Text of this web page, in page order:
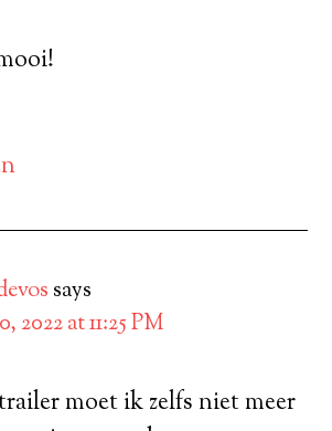
says
2022 at 11:25 PM
moet ik zelfs niet meer